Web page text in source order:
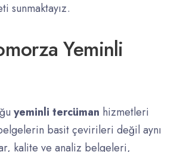
sunmaktayız.
Yeminli
yeminli tercüman hizmetleri
basit çevirileri değil aynı
kalite ve analiz belgeleri,